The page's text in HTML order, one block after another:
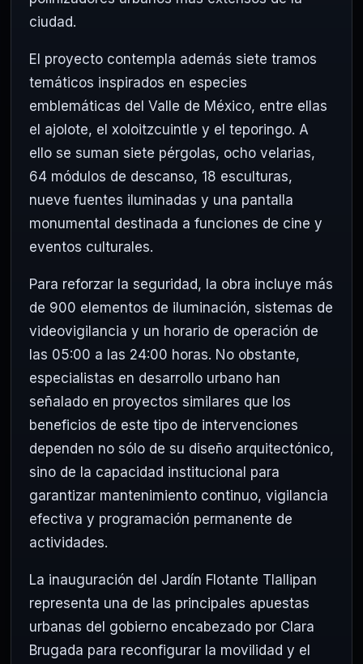
ciudad.
El proyecto contempla además siete tramos
temáticos inspirados en especies
emblemáticas del Valle de México, entre ellas
el ajolote, el xoloitzcuintle y el teporingo. A
ello se suman siete pérgolas, ocho velarias,
64 módulos de descanso, 18 esculturas,
nueve fuentes iluminadas y una pantalla
monumental destinada a funciones de cine y
eventos culturales.
Para reforzar la seguridad, la obra incluye más
de 900 elementos de iluminación, sistemas de
videovigilancia y un horario de operación de
las 05:00 a las 24:00 horas. No obstante,
especialistas en desarrollo urbano han
señalado en proyectos similares que los
beneficios de este tipo de intervenciones
dependen no sólo de su diseño arquitectónico,
sino de la capacidad institucional para
garantizar mantenimiento continuo, vigilancia
efectiva y programación permanente de
actividades.
La inauguración del Jardín Flotante Tlallipan
representa una de las principales apuestas
urbanas del gobierno encabezado por Clara
Brugada para reconfigurar la movilidad y el